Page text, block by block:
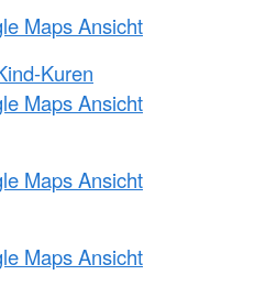
Maps Ansicht
Kuren
Maps Ansicht
Maps Ansicht
Maps Ansicht